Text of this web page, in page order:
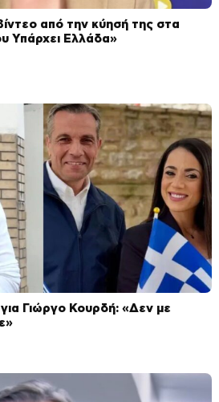
από την κύησή της στα
Υπάρχει Ελλάδα»
για Γιώργο Κουρδή: «Δεν με